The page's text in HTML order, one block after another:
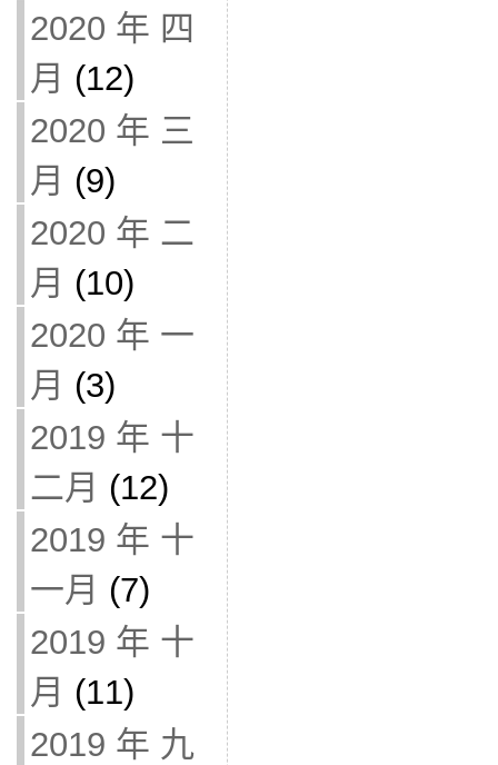
2020 年 四
月 (12)
2020 年 三
月 (9)
2020 年 二
月 (10)
2020 年 一
月 (3)
2019 年 十
二月 (12)
2019 年 十
一月 (7)
2019 年 十
月 (11)
2019 年 九